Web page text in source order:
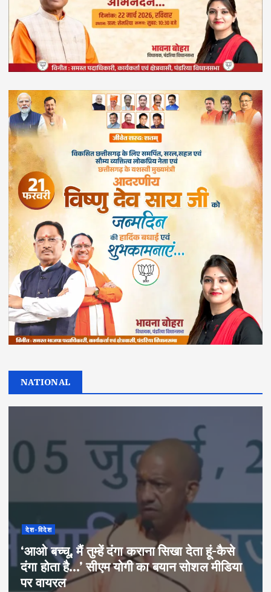
NATIONAL
देश-विदेश
‘आओ बच्चू, मैं तुम्हें दंगा कराना सिखा देता हूं-कैसे
दंगा होता है…’ सीएम योगी का बयान सोशल मीडिया
पर वायरल